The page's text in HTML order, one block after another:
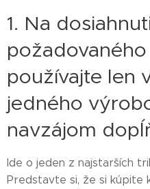
1. Na
používajte len
jedného
navzájom
Ide o jeden z najstarších
Predstavte si, že si kúpite